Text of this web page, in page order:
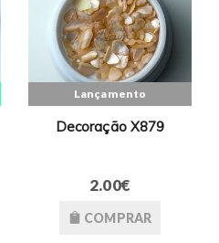
Lançamento
Decoração X879
2.00€
COMPRAR